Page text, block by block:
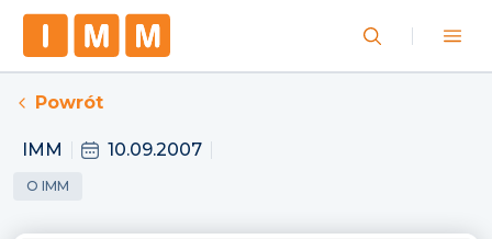
Powrót
IMM 10.09.2007
O IMM